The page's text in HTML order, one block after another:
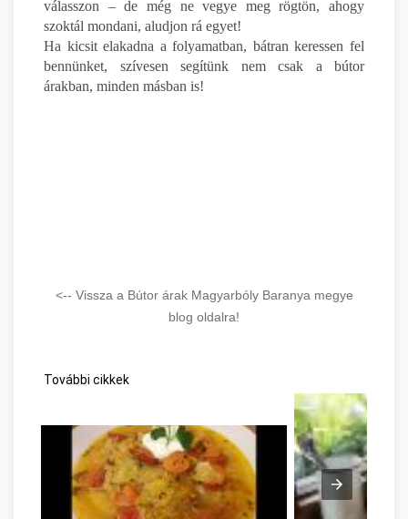
válasszon – de még ne vegye meg rögtön, ahogy
szoktál mondani, aludjon rá egyet!
Ha kicsit elakadna a folyamatban, bátran keressen fel
bennünket, szívesen segítünk nem csak a bútor
árakban, minden másban is!
<-- Vissza a Bútor árak Magyarbóly Baranya megye
blog oldalra!
További cikkek